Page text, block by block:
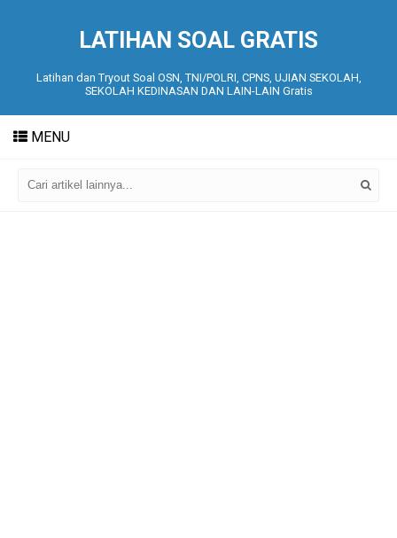
LATIHAN SOAL GRATIS
Latihan dan Tryout Soal OSN, TNI/POLRI, CPNS, UJIAN SEKOLAH,
SEKOLAH KEDINASAN DAN LAIN-LAIN Gratis
MENU